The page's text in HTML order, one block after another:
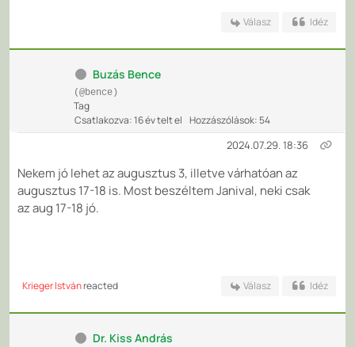
Válasz Idéz
Buzás Bence
(@bence)
Tag
Csatlakozva: 16 év telt el Hozzászólások: 54
2024.07.29. 18:36
Nekem jó lehet az augusztus 3, illetve várhatóan az
augusztus 17-18 is. Most beszéltem Janival, neki csak
az aug 17-18 jó.
Krieger Istvánreacted Válasz Idéz
Dr. Kiss András